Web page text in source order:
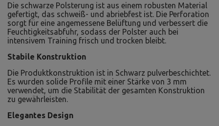
Die schwarze Polsterung ist aus einem robusten Material
gefertigt, das schweiß- und abriebfest ist. Die Perforation
sorgt für eine angemessene Belüftung und verbessert die
Feuchtigkeitsabfuhr, sodass der Polster auch bei
intensivem Training frisch und trocken bleibt.
Stabile Konstruktion
Die Produktkonstruktion ist in Schwarz pulverbeschichtet.
Es wurden solide Profile mit einer Stärke von 3 mm
verwendet, um die Stabilität der gesamten Konstruktion
zu gewährleisten.
Elegantes Design